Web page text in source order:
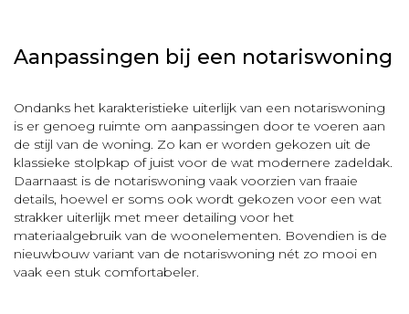
Aanpassingen bij een notariswoning
Ondanks het karakteristieke uiterlijk van een notariswoning
is er genoeg ruimte om aanpassingen door te voeren aan
de stijl van de woning. Zo kan er worden gekozen uit de
klassieke stolpkap of juist voor de wat modernere zadeldak.
Daarnaast is de notariswoning vaak voorzien van fraaie
details, hoewel er soms ook wordt gekozen voor een wat
strakker uiterlijk met meer detailing voor het
materiaalgebruik van de woonelementen. Bovendien is de
nieuwbouw variant van de notariswoning nét zo mooi en
vaak een stuk comfortabeler.